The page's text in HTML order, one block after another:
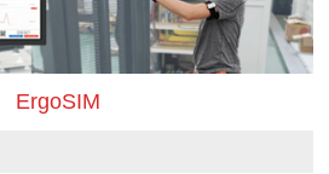
ErgoSIM